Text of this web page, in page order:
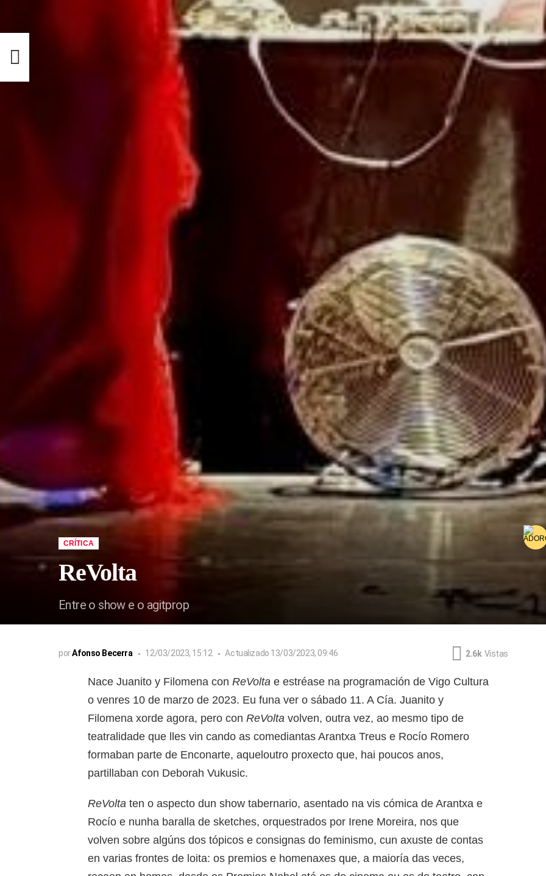
CRÍTICA
ReVolta
Entre o show e o agitprop
porAfonso Becerra 12/03/2023, 15:12 Actualizado 13/03/2023, 09:46 2.6k Vistas
Nace Juanito y Filomena con ReVolta e estréase na programación de Vigo Cultura
o venres 10 de marzo de 2023. Eu funa ver o sábado 11. A Cía. Juanito y
Filomena xorde agora, pero con ReVolta volven, outra vez, ao mesmo tipo de
teatralidade que lles vin cando as comediantas Arantxa Treus e Rocío Romero
formaban parte de Enconarte, aqueloutro proxecto que, hai poucos anos,
partillaban con Deborah Vukusic.
ReVolta ten o aspecto dun show tabernario, asentado na vis cómica de Arantxa e
Rocío e nunha baralla de sketches, orquestrados por Irene Moreira, nos que
volven sobre algúns dos tópicos e consignas do feminismo, cun axuste de contas
en varias frontes de loita: os premios e homenaxes que, a maioría das veces,